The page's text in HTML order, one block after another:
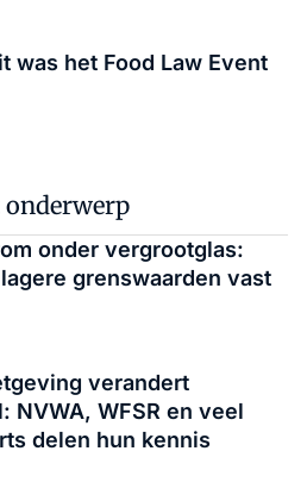
was het Food Law Event
onderwerp
onder vergrootglas:
grenswaarden vast
verandert
NVWA, WFSR en veel
delen hun kennis